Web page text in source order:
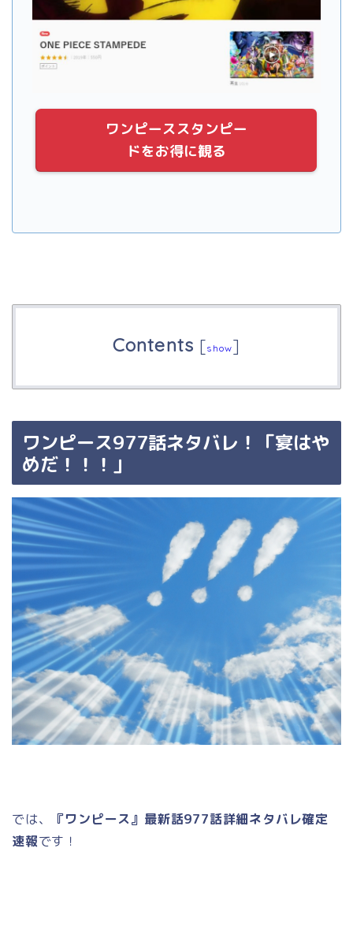
ワンピーススタンピー
ドをお得に観る
Contents [show]
ワンピース977話ネタバレ！「宴はや
めだ！！！」
では、
『ワンピース』最新話977話詳細ネタバレ確定
速報です！